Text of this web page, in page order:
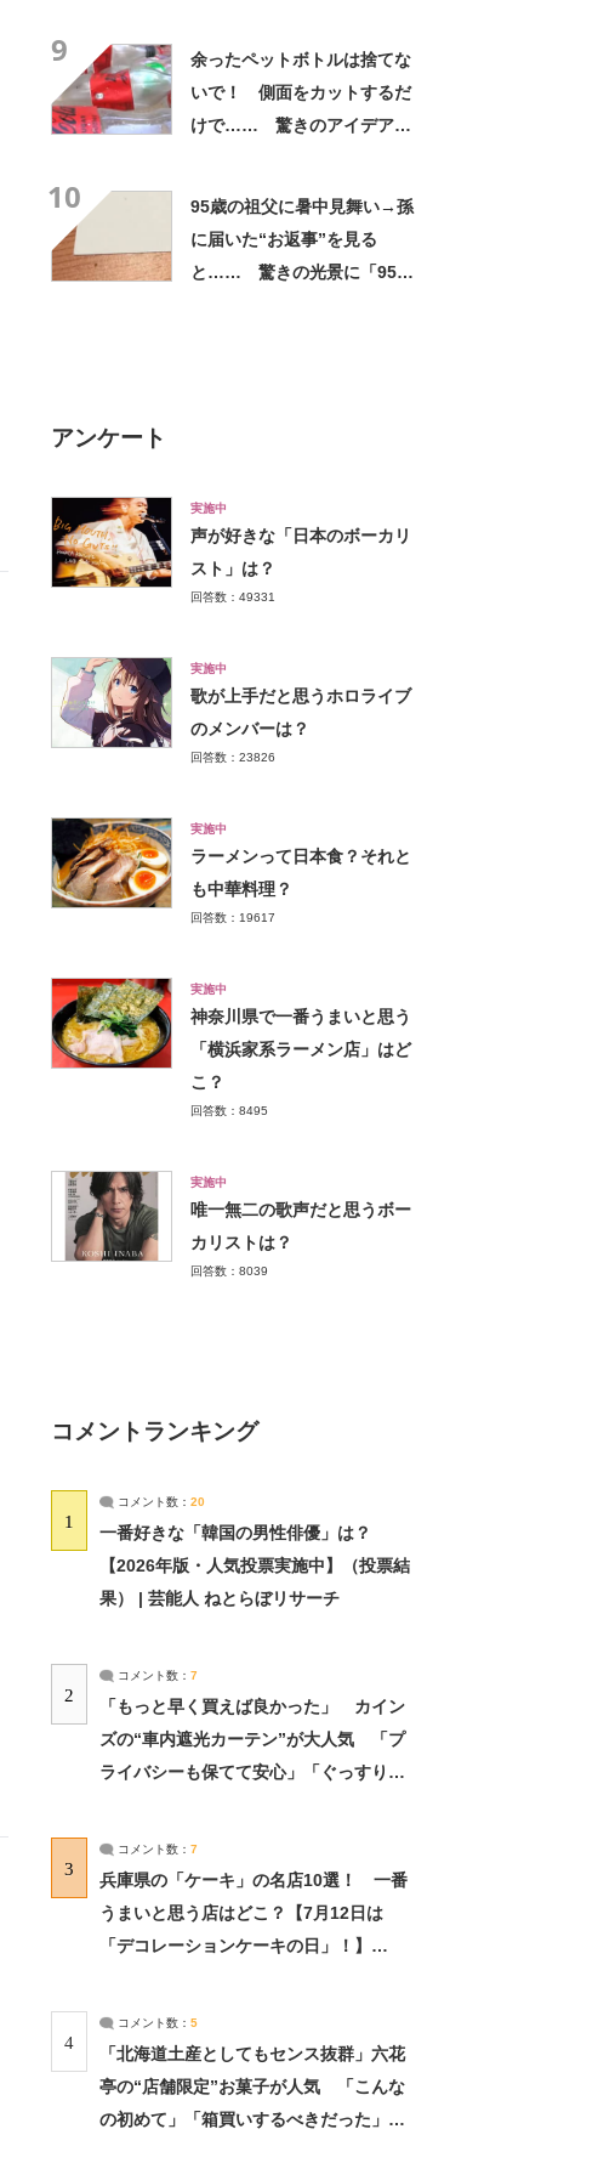
9
余ったペットボトルは捨てな
いで！ 側面をカットするだ
けで…… 驚きのアイデアに
10
95歳の祖父に暑中見舞い→孫
に届いた“お返事”を見る
と…… 驚きの光景に「95歳
アンケート
実施中
声が好きな「日本のボーカリ
スト」は？
回答数：49331
実施中
歌が上手だと思うホロライブ
のメンバーは？
回答数：23826
実施中
ラーメンって日本食？それと
も中華料理？
回答数：19617
実施中
神奈川県で一番うまいと思う
「横浜家系ラーメン店」はど
こ？
回答数：8495
実施中
唯一無二の歌声だと思うボー
カリストは？
回答数：8039
コメントランキング
1
コメント数： 20
一番好きな「韓国の男性俳優」は？
【2026年版・人気投票実施中】（投票結
果） | 芸能人 ねとらぼリサーチ
2
コメント数： 7
「もっと早く買えば良かった」 カイン
ズの“車内遮光カーテン”が大人気 「プ
ライバシーも保てて安心」「ぐっすり眠
3
コメント数： 7
兵庫県の「ケーキ」の名店10選！ 一番
うまいと思う店はどこ？【7月12日は
「デコレーションケーキの日」！】
4
コメント数： 5
「北海道土産としてもセンス抜群」六花
亭の“店舗限定”お菓子が人気 「こんな
の初めて」「箱買いするべきだった」